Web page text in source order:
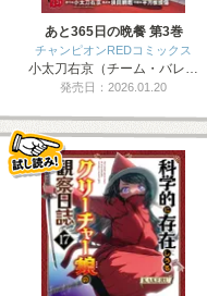
あと365日の晩餐 第3巻
チャンピオンREDコミックス
小太刀右京（チーム・バレ…
発売日：2026.01.20